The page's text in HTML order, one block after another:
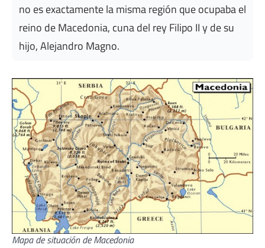
no es exactamente la misma región que ocupaba el
reino de Macedonia, cuna del rey Filipo II y de su
hijo, Alejandro Magno.
Mapa de situación de Macedonia